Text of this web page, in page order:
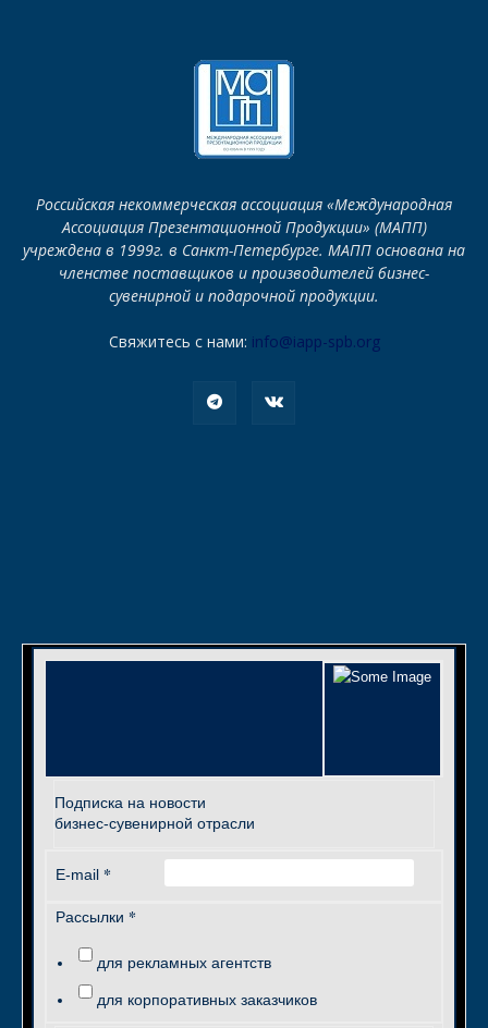
Российская некоммерческая ассоциация «Международная
Ассоциация Презентационной Продукции» (МАПП)
учреждена в 1999г. в Санкт-Петербурге. МАПП основана на
членстве поставщиков и производителей бизнес-
сувенирной и подарочной продукции.
Свяжитесь с нами: info@iapp-spb.org
Подписка на новости
бизнес-сувенирной отрасли
E-mail *
Рассылки *
для рекламных агентств
для корпоративных заказчиков